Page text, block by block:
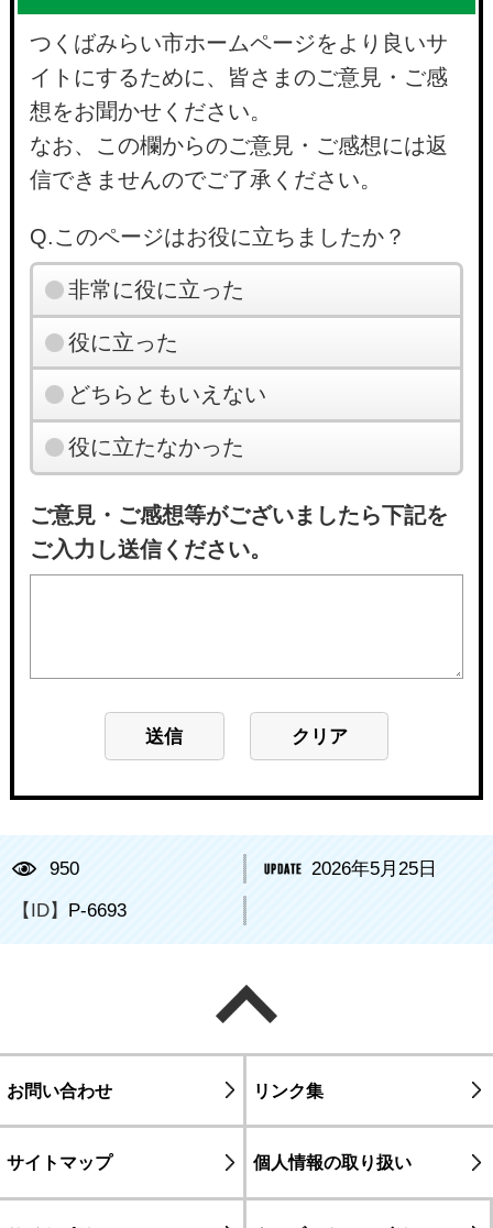
つくばみらい市ホームページをより良いサ
イトにするために、皆さまのご意見・ご感
想をお聞かせください。
なお、この欄からのご意見・ご感想には返
信できませんのでご了承ください。
Q.このページはお役に立ちましたか？
非常に役に立った
役に立った
どちらともいえない
役に立たなかった
ご意見・ご感想等がございましたら下記を
ご入力し送信ください。
950 2026年5月25日
【ID】 P-6693
お問い合わせ リンク集
サイトマップ 個人情報の取り扱い